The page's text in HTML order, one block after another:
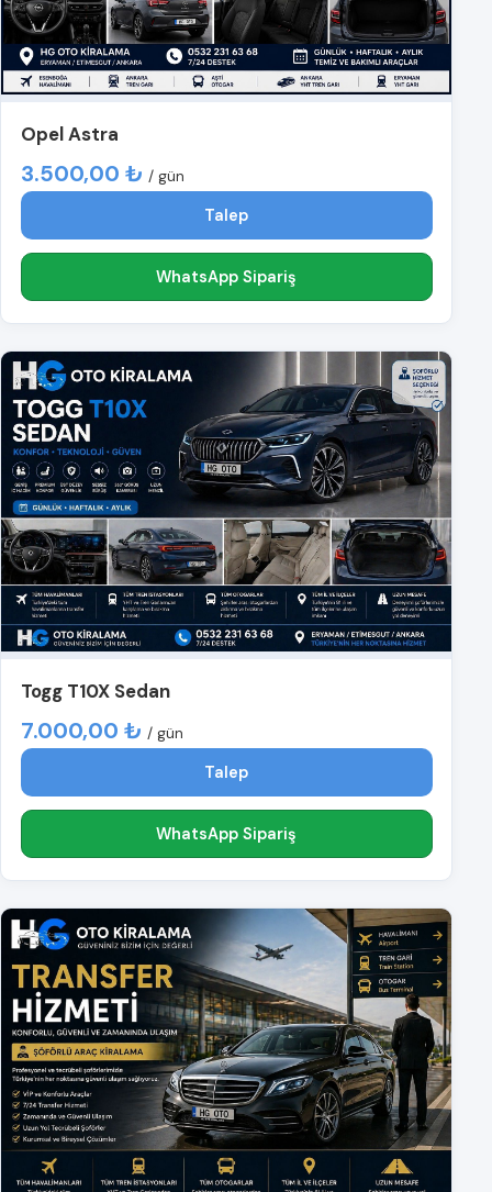
Opel Astra
3.500,00 ₺ / gün
Talep
WhatsApp Sipariş
Togg T10X Sedan
7.000,00 ₺ / gün
Talep
WhatsApp Sipariş